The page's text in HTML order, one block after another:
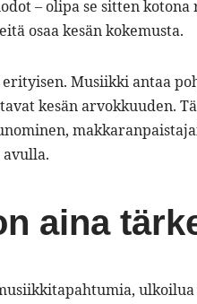
– olipa se sitten
osaa kesän kokemusta.
Musiikki antaa
kesän arvokkuuden.
aina